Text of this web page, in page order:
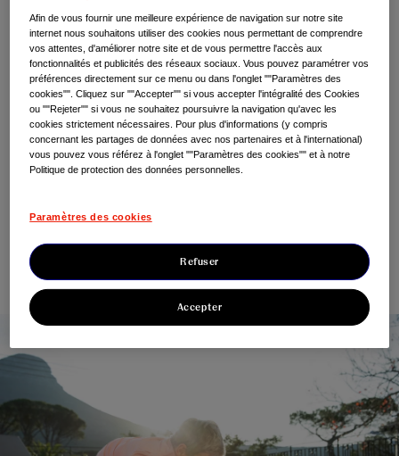
environnement où les idées variées et les
solutions innovantes peuvent prospérer.
Nous souhaitons que nos employé·e·s puissent
exprimer pleinement leur personnalité, leurs
compétences et partager leur riche
travail sain, sûr et équitable est essentiel, et
nous nous y engageons fermement.
Afin de vous fournir une meilleure expérience de navigation sur notre site
internet nous souhaitons utiliser des cookies nous permettant de comprendre
vos attentes, d'améliorer notre site et de vous permettre l'accès aux
fonctionnalités et publicités des réseaux sociaux. Vous pouvez paramétrer vos
préférences directement sur ce menu ou dans l'onglet ""Paramètres des
cookies"". Cliquez sur ""Accepter"" si vous accepter l'intégralité des Cookies
ou ""Rejeter"" si vous ne souhaitez poursuivre la navigation qu'avec les
cookies strictement nécessaires. Pour plus d'informations (y compris
concernant les partages de données avec nos partenaires et à l'international)
vous pouvez vous référez à l'onglet ""Paramètres des cookies"" et à notre
Politique de protection des données personnelles.
Paramètres des cookies
Refuser
Accepter